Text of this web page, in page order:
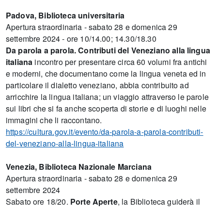
Padova, Biblioteca universitaria
Apertura straordinaria - sabato 28 e domenica 29
settembre 2024 - ore 10/14.00; 14.30/18.30
Da parola a parola. Contributi del Veneziano alla lingua
italiana incontro per presentare circa 60 volumi fra antichi
e moderni, che documentano come la lingua veneta ed in
particolare il dialetto veneziano, abbia contribuito ad
arricchire la lingua italiana; un viaggio attraverso le parole
sui libri che si fa anche scoperta di storie e di luoghi nelle
immagini che li raccontano.
https://cultura.gov.it/evento/da-parola-a-parola-contributi-
del-veneziano-alla-lingua-italiana
Venezia, Biblioteca Nazionale Marciana
Apertura straordinaria - sabato 28 e domenica 29
settembre 2024
Sabato ore 18/20. Porte Aperte, la Biblioteca guiderà il